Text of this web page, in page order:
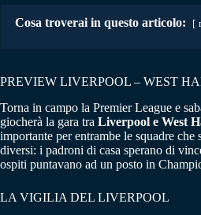
Cosa troverai in questo articolo:
PREVIEW LIVERPOOL – WEST
Torna in campo la Premier League e
giocherà la gara tra Liverpool e West
importante per entrambe le squadre
diversi: i padroni di casa sperano di
ospiti puntavano ad un posto in
LA VIGILIA DEL LIVERPOOL